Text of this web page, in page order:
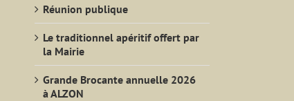
Réunion publique
Le traditionnel apéritif offert par
la Mairie
Grande Brocante annuelle 2026
à ALZON